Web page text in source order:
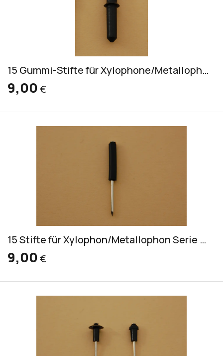
15 Gummi-Stifte für Xylophone/Metallophone Serie 1600, 2000
9,00 €
15 Stifte für Xylophon/Metallophon Serie 1000, 1600, 2000
9,00 €